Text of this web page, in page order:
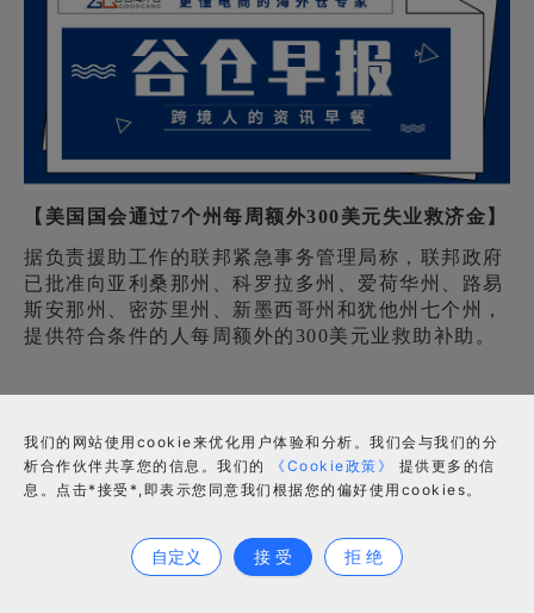
【美国国会通过7个州每周额外300美元失业救济金】
据负责援助工作的联邦紧急事务管理局称，联邦政府
已批准向亚利桑那州、科罗拉多州、爱荷华州、路易
斯安那州、密苏里州、新墨西哥州和犹他州七个州，
提供符合条件的人每周额外的300美元业救助补助。
失业补助。补贴发放的时间基本上会和10月初的
Primeday赶到一起。
【UPS爆发感染，有84名员工确诊】
我们的网站使用cookie来优化用户体验和分析。我们会与我们的分
析合作伙伴共享您的信息。我们的
《Cookie政策》
提供更多的信
息。点击*接受*,即表示您同意我们根据您的偏好使用cookies。
自定义 接 受 拒 绝